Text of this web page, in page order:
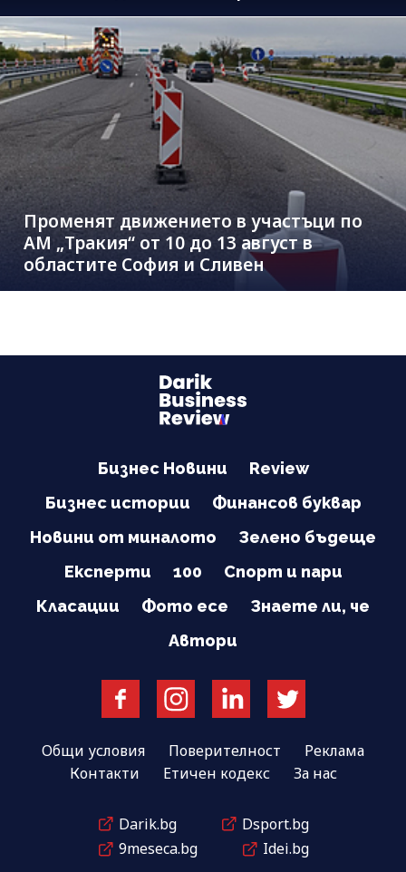
Променят движението в участъци по
АМ „Тракия“ от 10 до 13 август в
областите София и Сливен
Бизнес Новини
Review
Бизнес истории
Финансов буквар
Новини от миналото
Зелено бъдеще
Експерти
100
Спорт и пари
Класации
Фото есе
Знаете ли, че
Автори
Общи условия Поверителност
Реклама
Контакти
Етичен кодекс За нас
Darik.bg
Dsport.bg
9meseca.bg
Idei.bg